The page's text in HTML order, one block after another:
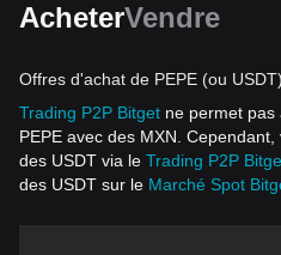
AcheterVendre
Offres d'achat de PEPE (ou
Trading P2P Bitget ne permet pas
PEPE avec des MXN.
des USDT via le Trading P2P
des USDT sur le Marché Spot